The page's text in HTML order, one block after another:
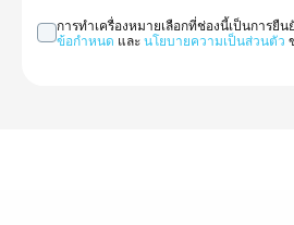
การทำเครื่องหมายเลือกที่ช่องนี้เป็นการยื
ข้อกำหนด และ นโยบายความเป็นส่วนตัว